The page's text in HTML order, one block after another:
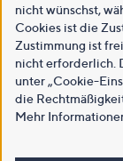
nicht wünschst,
Cookies ist die
Zustimmung ist
nicht erforderlich.
unter „Cookie-
die
Mehr